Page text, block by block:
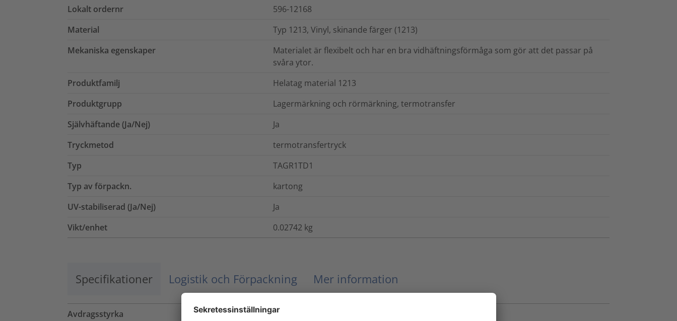
Lokalt ordernr
596-12168
Material
Typ 1213, Vinyl, skinande färger (1213)
Mekaniska egenskaper
Materialet är flexibelt och har en bra vidhäftningsförmåga som gör att det passar på
svåra ytor.
Produktfamilj
Helatag material 1213
Produktgrupp
Lagermärkning och rörmärkning, termotransfer
Självhäftande (Ja/Nej)
Ja
Tryckmetod
termotransfertryck
Typ
TAGR1TD1
Typ av förpackn.
kartong
UV-stabiliserad (Ja/Nej)
Ja
Vikt/enhet
0.02742 kg
Specifikationer Logistik och Förpackning Mer information
Avdragsstyrka
27 N/15 mm